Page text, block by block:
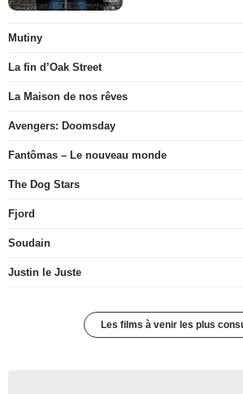
Mutiny
La fin d’Oak Street
La Maison de nos rêves
Avengers: Doomsday
Fantômas – Le nouveau monde
The Dog Stars
Fjord
Soudain
Justin le Juste
Les films à venir les plus